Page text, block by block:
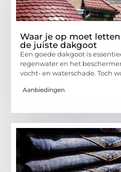
Waar je op moet
de juiste dakgoot
Een goede dakgoot is
regenwater en het
vocht- en waterschade. Toch
Aanbiedingen